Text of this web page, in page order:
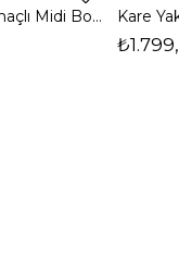
Halter Yaka Önden Yırtmaçlı Midi Boy Kahverengi Hasre Kadın Elbise 26Y502